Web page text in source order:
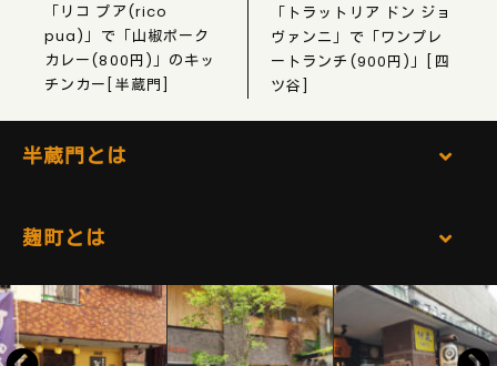
「リコ プア(rico
pua)」で「山椒ポーク
カレー(800円)」のキッ
チンカー[半蔵門]
「トラットリア ドン ジョ
ヴァンニ」で「ワンプレ
ートランチ(900円)」[四
ツ谷]
半蔵門とは
麹町とは